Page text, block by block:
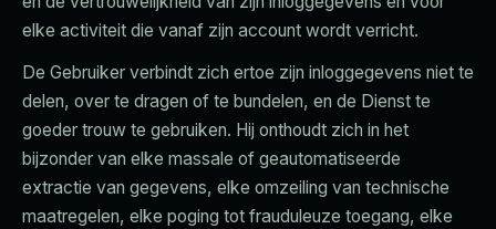
elke activiteit die vanaf zijn account wordt verricht.
De Gebruiker verbindt zich ertoe zijn inloggegevens niet te
delen, over te dragen of te bundelen, en de Dienst te
goeder trouw te gebruiken. Hij onthoudt zich in het
bijzonder van elke massale of geautomatiseerde
extractie van gegevens, elke omzeiling van technische
maatregelen, elke poging tot frauduleuze toegang, elke